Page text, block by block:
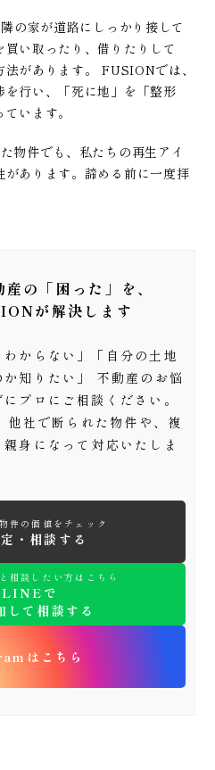
の家が道路にしっかり接して
い取ったり、借りたりして
法があります。 FUSIONでは、
行い、「死に地」を「整形
います。
物件でも、私たちの再生アイ
あります。諦める前に一度拝
の「困った」を、
が解決します
わからない」「自分の土地
知りたい」 不動産のお悩
プロにご相談ください。
社で断られた物件や、複
身になって対応いたしま
件の価値をチェック
・相談する
相談したい方はこちら
LINEで
して相談する
はこちら